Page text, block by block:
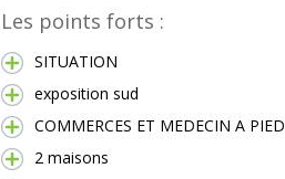
Les points forts :
SITUATION
exposition sud
COMMERCES ET MEDECIN A PIED
2 maisons